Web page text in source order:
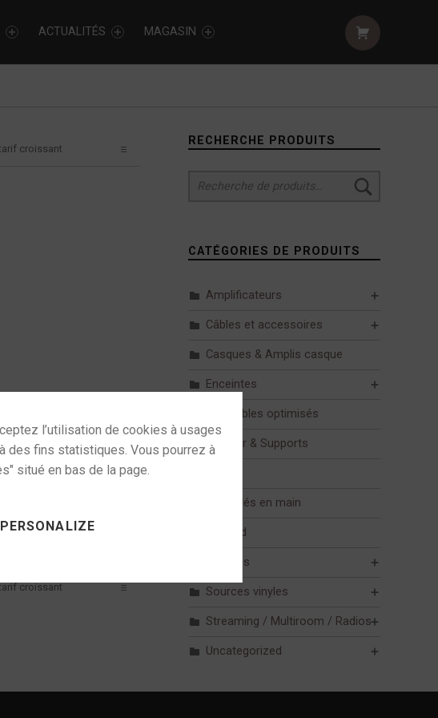
ACTUALITÉS MAGASIN
Sidebar
RECHERCHE PRODUITS
CATÉGORIES DE PRODUITS
Amplificateurs
Câbles et accessoires
Casques & Amplis casque
Enceintes
Ensembles optimisés
Mobilier & Supports
Pack clés en main
Plafond
Sources
Sources vinyles
Streaming / Multiroom / Radios
Uncategorized
PERSONALIZE